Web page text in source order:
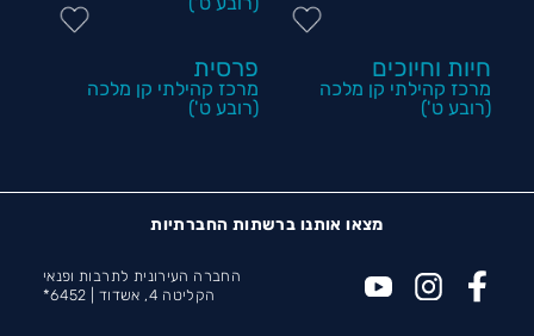
חיות וחיוכים
מרכז קהילתי קן מלכה
(רובע ט')
פרסית
מרכז קהילתי קן מלכה
(רובע ט')
מצאו אותנו ברשתות החברתיות
החברה העירונית לתרבות ופנאי
הקליטה 4, אשדוד |
6452*